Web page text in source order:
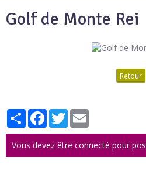
Golf de Monte Rei
Retour
PartagerFacebook
Twitter
Vous devez être connecté pour